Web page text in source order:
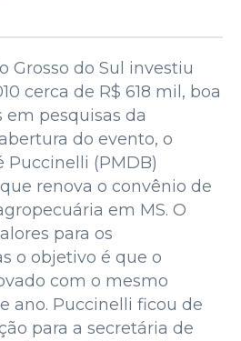
Grosso do Sul investiu
cerca de R$ 618 mil, boa
em pesquisas da
do evento, o
Puccinelli (PMDB)
renova o convênio de
em MS. O
para os
o objetivo é que o
com o mesmo
ano. Puccinelli ficou de
para a secretária de